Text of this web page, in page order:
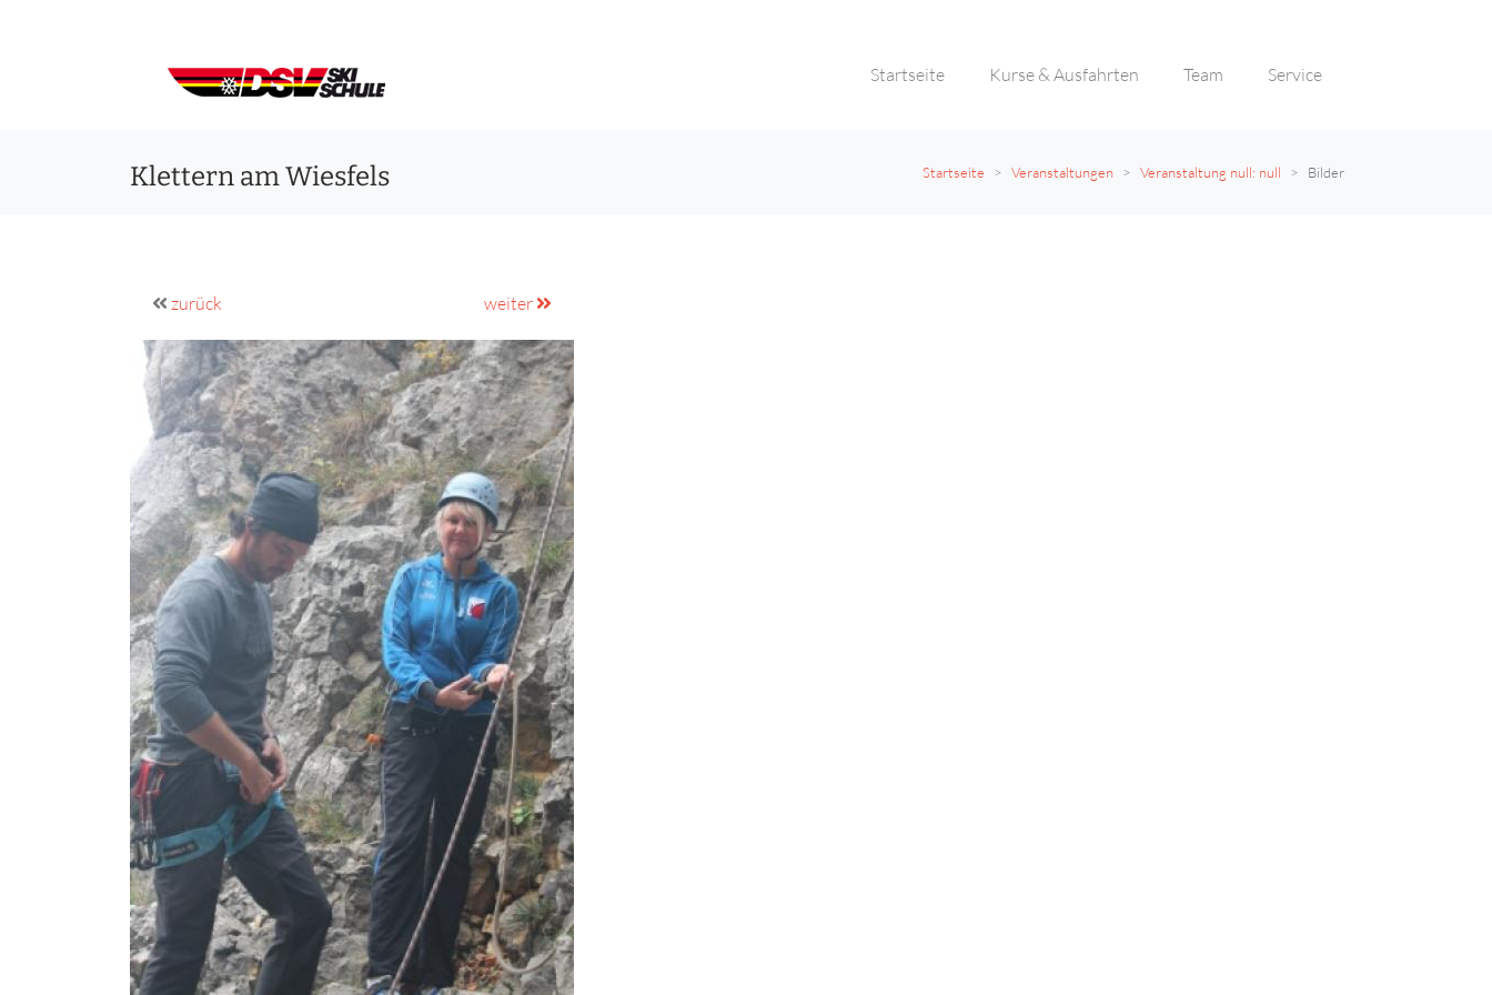
Startseite Kurse & Ausfahrten Team Service
Klettern am Wiesfels Startseite Veranstaltungen Veranstaltung null: null Bilder
zurück weiter